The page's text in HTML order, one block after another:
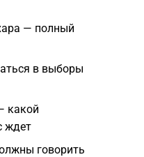
— полный
в выборы
какой
ждет
говорить